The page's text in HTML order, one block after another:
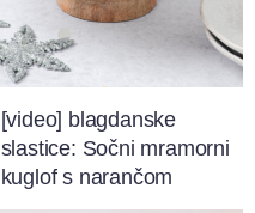
[video] blagdanske
slastice: Sočni mramorni
kuglof s narančom